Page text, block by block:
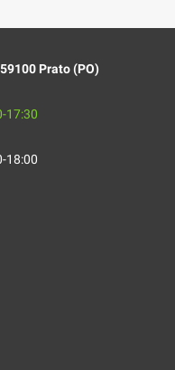
Prato (PO)
17:30
18:00